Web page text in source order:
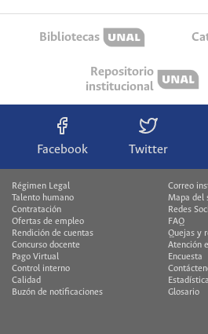
Bibliotecas
Repositorio
institucional
Facebook Twitter
Régimen Legal
Talento humano
Contratación
Ofertas de empleo
Rendición de cuentas
Concurso docente
Pago Virtual
Control interno
Calidad
Buzón de notificaciones
Correo
Mapa del
Redes
FAQ
Quejas y
Atención
Encuesta
Glosario